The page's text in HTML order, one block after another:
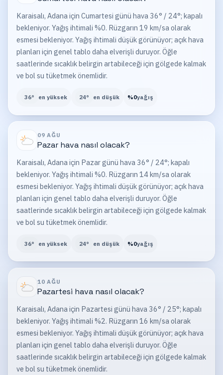
Karaisalı, Adana için Cumartesi günü hava 36° / 24°; kapalı
bekleniyor. Yağış ihtimali %0. Rüzgarın 19 km/sa olarak
esmesi bekleniyor. Yağış ihtimali düşük görünüyor; açık hava
planları için genel tablo daha elverişli duruyor. Öğle
saatlerinde sıcaklık belirgin artabileceği için gölgede kalmak
ve bol su tüketmek önemlidir.
36° en yüksek 24° en düşük %0yağış
09 AĞU
Pazarhava nasıl olacak?
Karaisalı, Adana için Pazar günü hava 36° / 24°; kapalı
bekleniyor. Yağış ihtimali %0. Rüzgarın 14 km/sa olarak
esmesi bekleniyor. Yağış ihtimali düşük görünüyor; açık hava
planları için genel tablo daha elverişli duruyor. Öğle
saatlerinde sıcaklık belirgin artabileceği için gölgede kalmak
ve bol su tüketmek önemlidir.
36° en yüksek 24° en düşük %0yağış
10 AĞU
Pazartesi hava nasıl olacak?
Karaisalı, Adana için Pazartesi günü hava 36° / 25°; kapalı
bekleniyor. Yağış ihtimali %2. Rüzgarın 16 km/sa olarak
esmesi bekleniyor. Yağış ihtimali düşük görünüyor; açık hava
planları için genel tablo daha elverişli duruyor. Öğle
saatlerinde sıcaklık belirgin artabileceği için gölgede kalmak
ve bol su tüketmek önemlidir.